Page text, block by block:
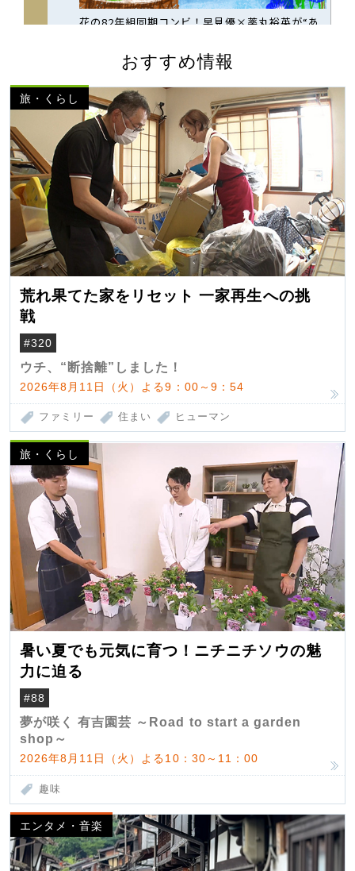
おすすめ情報
旅・くらし
荒れ果てた家をリセット 一家再生への挑
戦
#320
ウチ、“断捨離”しました！
2026年8月11日（火）よる9：00～9：54
ファミリー 住まい ヒューマン
旅・くらし
暑い夏でも元気に育つ！ニチニチソウの魅
力に迫る
#88
夢が咲く 有吉園芸 ～Road to start a garden
shop～
2026年8月11日（火）よる10：30～11：00
趣味
エンタメ・音楽